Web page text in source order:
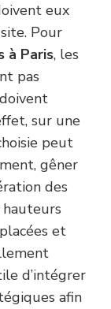
eux
Pour
à Paris, les
pas
sur une
peut
gêner
des
et
d’intégrer
afin